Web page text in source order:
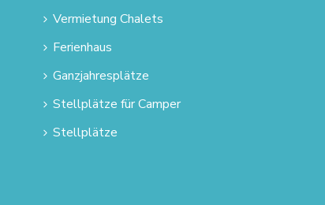
Vermietung Chalets
Ferienhaus
Ganzjahresplätze
Stellplätze für Camper
Stellplätze